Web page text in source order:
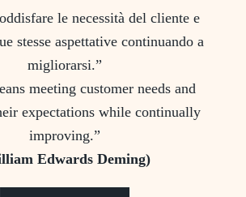
le necessità del cliente e
stesse aspettative continuando a
migliorarsi.”
meeting customer needs and
expectations while continually
improving.”
Edwards Deming)